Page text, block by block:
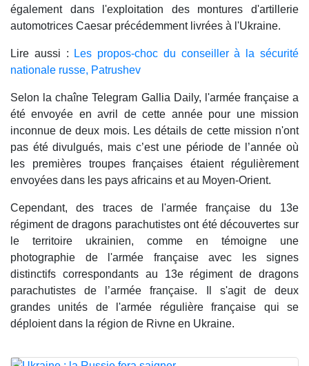
également dans l'exploitation des montures d'artillerie
automotrices Caesar précédemment livrées à l'Ukraine.
Lire aussi :
Les propos-choc du conseiller à la sécurité
nationale russe, Patrushev
Selon la chaîne Telegram Gallia Daily, l'armée française a
été envoyée en avril de cette année pour une mission
inconnue de deux mois. Les détails de cette mission n'ont
pas été divulgués, mais c’est une période de l’année où
les premières troupes françaises étaient régulièrement
envoyées dans les pays africains et au Moyen-Orient.
Cependant, des traces de l'armée française du 13e
régiment de dragons parachutistes ont été découvertes sur
le territoire ukrainien, comme en témoigne une
photographie de l'armée française avec les signes
distinctifs correspondants au 13e régiment de dragons
parachutistes de l’armée française. Il s'agit de deux
grandes unités de l'armée régulière française qui se
déploient dans la région de Rivne en Ukraine.